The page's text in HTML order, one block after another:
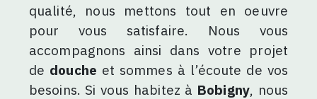
qualité, nous mettons tout en oeuvre
pour vous satisfaire. Nous vous
accompagnons ainsi dans votre projet
de douche et sommes à l’écoute de vos
besoins. Si vous habitez à Bobigny, nous